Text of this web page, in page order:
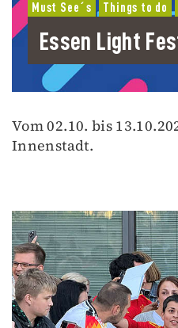
Must See´s Things to do
Essen Light
Vom 02.10. bis
Innenstadt.